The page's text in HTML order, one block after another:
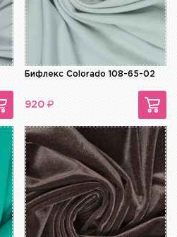
Бифлекс Colorado 108-65-02
920 ₽